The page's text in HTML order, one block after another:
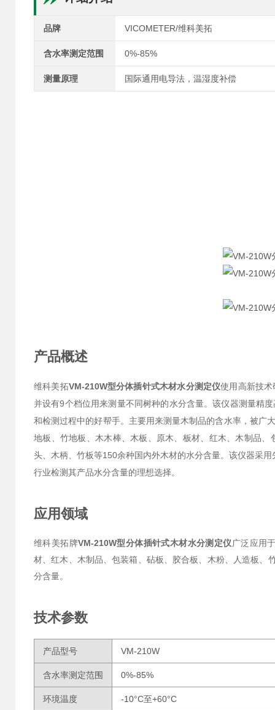
品牌 VICOMETER/维科美拓
含水率测定范围 0%-85%
测量原理 国际通用电导法，温湿度补偿
产品概述
维科美拓VM-210W型分体插针式木材水分测定仪使用高新技
并设有9个档位用来测量不同树种的水分含量。该仪器测量精
和检测过程中的好帮手。主要用来测量木制品的含水率，被广
地板、竹地板、木木棒、木板、原木、板材、红木、木制品
头、木柄、竹板等150余种国内外木材的水分含量。该仪器采
行业检测其产品水分含量的理想选择。
应用领域
维科美拓牌VM-210W型分体插针式木材水分测定仪广泛应用
材、红木、木制品、包装箱、砧板、胶合板、木粉、人造板
分含量。
技术参数
产品型号 VM-210W
含水率测定范围 0%-85%
环境温度 -10°C至+60°C